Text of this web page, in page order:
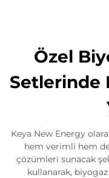
Özel
Setlerinde
Keya New Energy
hem verimli hem
çözümleri sunacak
kullanarak,